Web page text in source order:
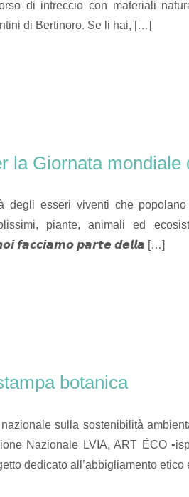
di intreccio con materiali
di Bertinoro. Se li hai, […]
la Giornata mondiale
degli esseri viventi che
piante, animali ed
𝙛𝙖𝙘𝙘𝙞𝙖𝙢𝙤 𝙥𝙖𝙧𝙩𝙚 𝙙𝙚𝙡𝙡𝙖 […]
botanica
sulla sostenibilità
Nazionale LVIA, ART ÉCO
dedicato all’abbigliamento etico